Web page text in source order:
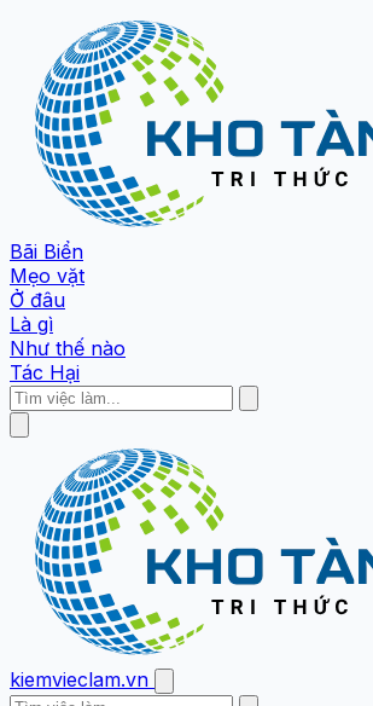
Bãi Biển
Mẹo vặt
Ở đâu
Là gì
Như thế nào
Tác Hại
kiemvieclam.vn